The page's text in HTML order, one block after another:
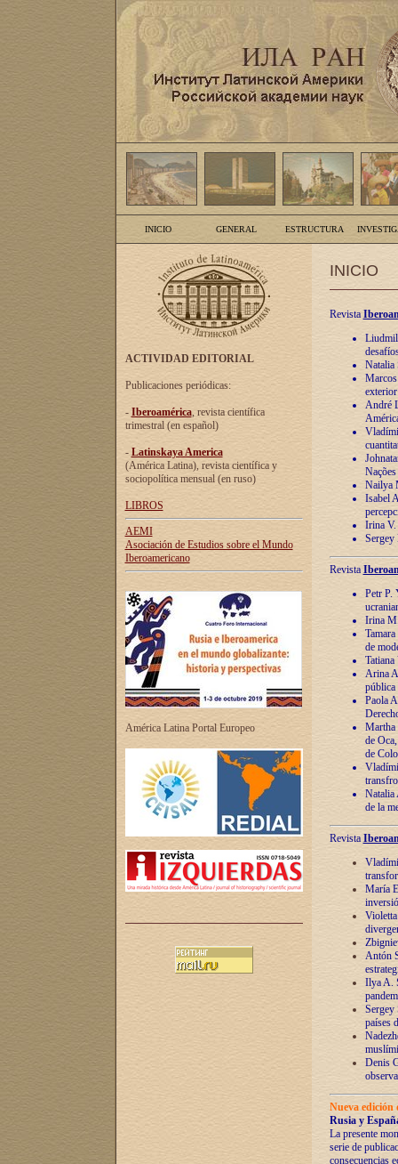
INICIO GENERAL ESTRUCTURA
ACTIVIDAD EDITORIAL
Publicaciones periódicas:
- Iberoamérica, revista científica
trimestral (en español)
- Latinskaya America
(América Latina), revista científica y
sociopolítica mensual (en ruso)
LIBROS
AEMI
Asociación de Estudios sobre el Mundo
Iberoamericano
América Latina Portal Europeo
INICIO
Revista
Natalia
André
Nailya
Isabel
Irina V.
Sergey
Revista
Petr P.
Irina
de
Arina
pública
Paola
Martha
de
de
Natalia
de la
Revista
María
Antón
Ilya A.
Sergey
países
Denis
Nueva
Rusia y
La presente
serie de
consecuencias